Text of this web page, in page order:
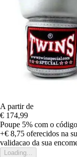
A partir de
€ 174,99
Poupe 5% com o código
+€ 8,75 oferecidos na
validacao da sua
Loading...